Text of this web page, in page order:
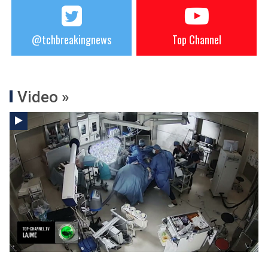
@tchbreakingnews Top Channel
Video »